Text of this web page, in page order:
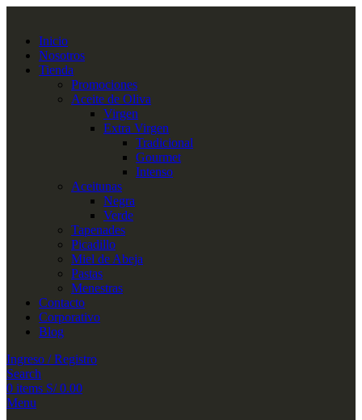
Inicio
Nosotros
Tienda
Promociones
Aceite de Oliva
Virgen
Extra Virgen
Tradicional
Gourmet
Intenso
Aceitunas
Negra
Verde
Tapenades
Picadillo
Miel de Abeja
Pastas
Menestras
Contacto
Corporativo
Blog
Ingreso / Registro
Search
0 items S/0.00
Menu